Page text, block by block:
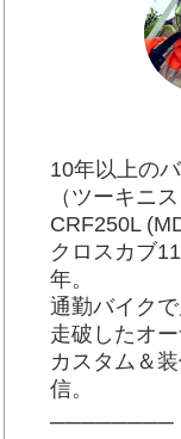
10年以上の
（ツーキニス
CRF250L
クロスカブ
年。
通勤バイク
走破したオ
カスタム＆
信。
────────